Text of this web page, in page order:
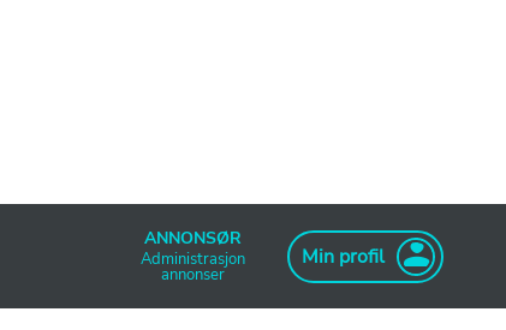
ANNONSØR
Administrasjon
annonser
Min profil